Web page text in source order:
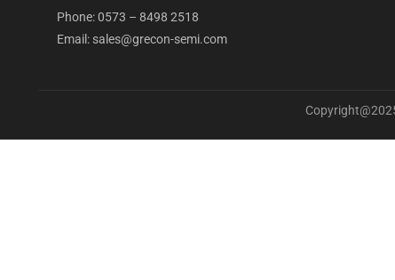
Phone: 0573 – 8498 2518
Email: sales@grecon-semi.com